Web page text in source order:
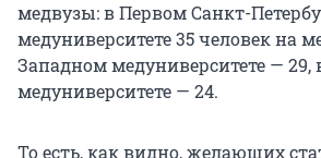
медвузы: в Первом Санкт-
медуниверситете 35 человек на
Западном медуниверситете — 29,
медуниверситете — 24.
То есть, как видно, желающих